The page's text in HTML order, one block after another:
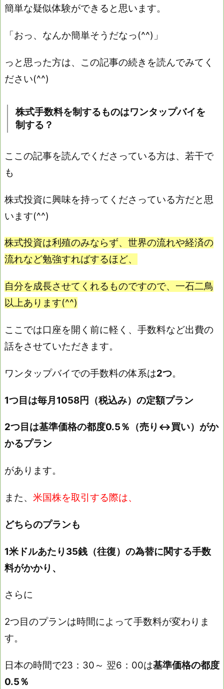
簡単な疑似体験ができると思います。
「おっ、なんか簡単そうだなっ(^^)」
っと思った方は、この記事の続きを読んでみてく
ださい(^^)
株式手数料を制するものはワンタップバイを
制する？
ここの記事を読んでくださっている方は、若干で
も
株式投資に興味を持ってくださっている方だと思
います(^^)
株式投資は利殖のみならず、世界の流れや経済の
流れなど勉強すればするほど、
自分を成長させてくれるものですので、一石二鳥
以上あります(^^)
ここでは口座を開く前に軽く、手数料など出費の
話をさせていただきます。
ワンタップバイでの手数料の体系は2つ。
1つ目は毎月1058円（税込み）の定額プラン
2つ目は基準価格の都度0.5％（売り↔買い）がか
かるプラン
があります。
また、 米国株を取引する際は、
どちらのプランも
1米ドルあたり35銭（往復）の為替に関する手数
料がかかり、
さらに
2つ目のプランは時間によって手数料が変わりま
す。
日本の時間で23：30～ 翌6：00は基準価格の都度
0.5％